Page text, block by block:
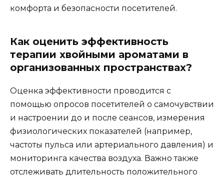
комфорта и безопасности посетителей.
Как оценить эффективность
терапии хвойными ароматами в
организованных пространствах?
Оценка эффективности проводится с
помощью опросов посетителей о самочувствии
и настроении до и после сеансов, измерения
физиологических показателей (например,
частоты пульса или артериального давления) и
мониторинга качества воздуха. Важно также
отслеживать длительность положительного